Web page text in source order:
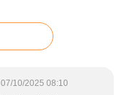
07/10/2025 08:10